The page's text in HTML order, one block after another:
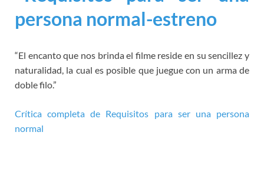
“El encanto que nos brinda el filme reside en su sencillez y
naturalidad, la cual es posible que juegue con un arma de
doble filo.”
Crítica completa de Requisitos para ser una persona
normal